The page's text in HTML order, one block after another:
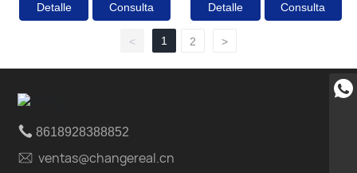
Detalle Consulta Detalle Consulta
< 1 2 >
8618928388852
ventas@changereal.cn